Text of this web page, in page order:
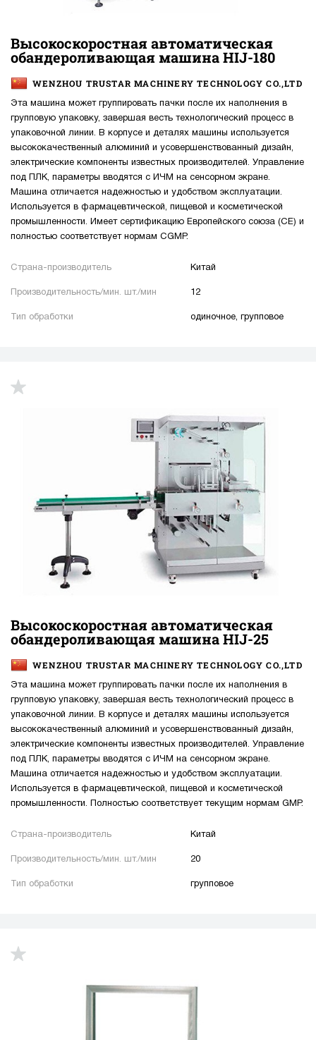
Высокоскоростная автоматическая
обандероливающая машина HIJ-180
WENZHOU TRUSTAR MACHINERY TECHNOLOGY CO.,LTD
Эта машина может группировать пачки после их наполнения в
групповую упаковку, завершая весть технологический процесс в
упаковочной линии. В корпусе и деталях машины используется
высококачественный алюминий и усовершенствованный дизайн,
электрические компоненты известных производителей. Управление
под ПЛК, параметры вводятся с ИЧМ на сенсорном экране.
Машина отличается надежностью и удобством эксплуатации.
Используется в фармацевтической, пищевой и косметической
промышленности. Имеет сертификацию Европейского союза (CE) и
полностью соответствует нормам CGMP.
Страна-производитель Китай
Производительность/мин. шт./мин 12
Тип обработки одиночное, групповое
Высокоскоростная автоматическая
обандероливающая машина HIJ-25
WENZHOU TRUSTAR MACHINERY TECHNOLOGY CO.,LTD
Эта машина может группировать пачки после их наполнения в
групповую упаковку, завершая весть технологический процесс в
упаковочной линии. В корпусе и деталях машины используется
высококачественный алюминий и усовершенствованный дизайн,
электрические компоненты известных производителей. Управление
под ПЛК, параметры вводятся с ИЧМ на сенсорном экране.
Машина отличается надежностью и удобством эксплуатации.
Используется в фармацевтической, пищевой и косметической
промышленности. Полностью соответствует текущим нормам GMP.
Страна-производитель Китай
Производительность/мин. шт./мин 20
Тип обработки групповое